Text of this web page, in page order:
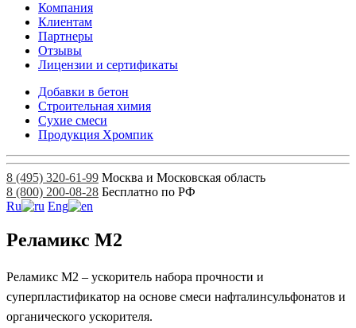
Компания
Клиентам
Партнеры
Отзывы
Лицензии и сертификаты
Добавки в бетон
Строительная химия
Сухие смеси
Продукция Хромпик
8 (495) 320-61-99 Москва и Московская область
8 (800) 200-08-28 Бесплатно по РФ
Ru
Eng
Реламикс М2
Реламикс М2 – ускоритель набора прочности и
суперпластификатор на основе смеси нафталинсульфонатов и
органического ускорителя.